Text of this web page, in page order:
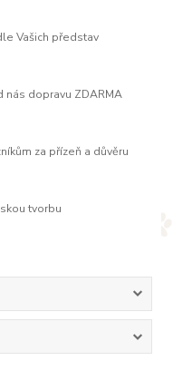
Vašich představ
nás dopravu ZDARMA
za přízeň a důvěru
tvorbu